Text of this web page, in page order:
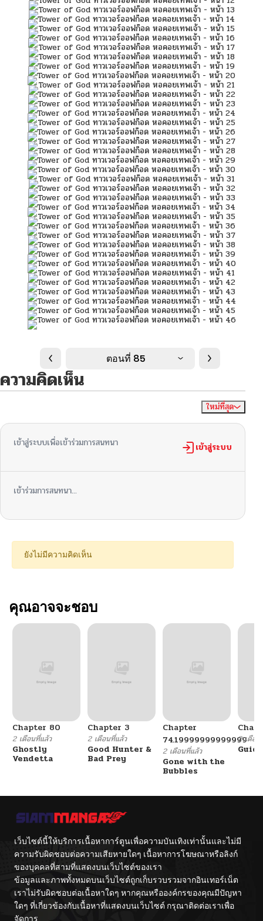
ตอนที่ 85
ความคิดเห็น
ใหม่ที่สุด
เข้าสู่ระบบเพื่อเข้าร่วมการสนทนา เข้าสู่ระบบ
เข้าร่วมการสนทนา...
ยังไม่มีความคิดเห็น
คุณอาจจะชอบ
Chapter 80
2 เดือนที่แล้ว
Ghostly
Vendetta
Chapter 3
2 เดือนที่แล้ว
Good Hunter &
Bad Prey
Chapter
74.19999999999999
2 เดือนที่แล้ว
Gone with the
Bubbles
2 เดือน
เว็บไซต์นี้ให้บริการเนื้อหาการ์ตูนเพื่อความบันเทิงเท่านั้นและไม่มี
ความรับผิดชอบต่อความเสียหายใดๆ เนื้อหาการโฆษณาหรือลิงก์
ของบุคคลที่สามที่แสดงบนเว็บไซต์ของเรา
ข้อมูลและภาพทั้งหมดบนเว็บไซต์ถูกเก็บรวบรวมจากอินเทอร์เน็ต
เราไม่รับผิดชอบต่อเนื้อหาใดๆ หากคุณหรือองค์กรของคุณมีปัญหา
ใดๆ ที่เกี่ยวข้องกับเนื้อหาที่แสดงบนเว็บไซต์ กรุณาติดต่อเราเพื่อ
จัดการ